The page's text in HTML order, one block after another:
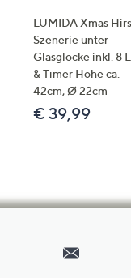
LUMIDA Xmas
Szenerie unter
Glasglocke inkl. 8
& Timer Höhe ca.
42cm, Ø 22cm
€ 39,99